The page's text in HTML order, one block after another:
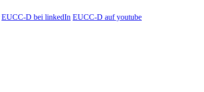
EUCC-D bei linkedIn EUCC-D auf youtube